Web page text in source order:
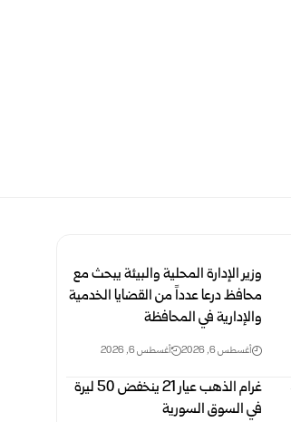
وزير الإدارة المحلية والبيئة يبحث مع
محافظ درعا عدداً من القضايا الخدمية
والإدارية في المحافظة
أغسطس 6, 2026 أغسطس 6, 2026
غرام الذهب عيار 21 ينخفض 50 ليرة
في السوق السورية‎